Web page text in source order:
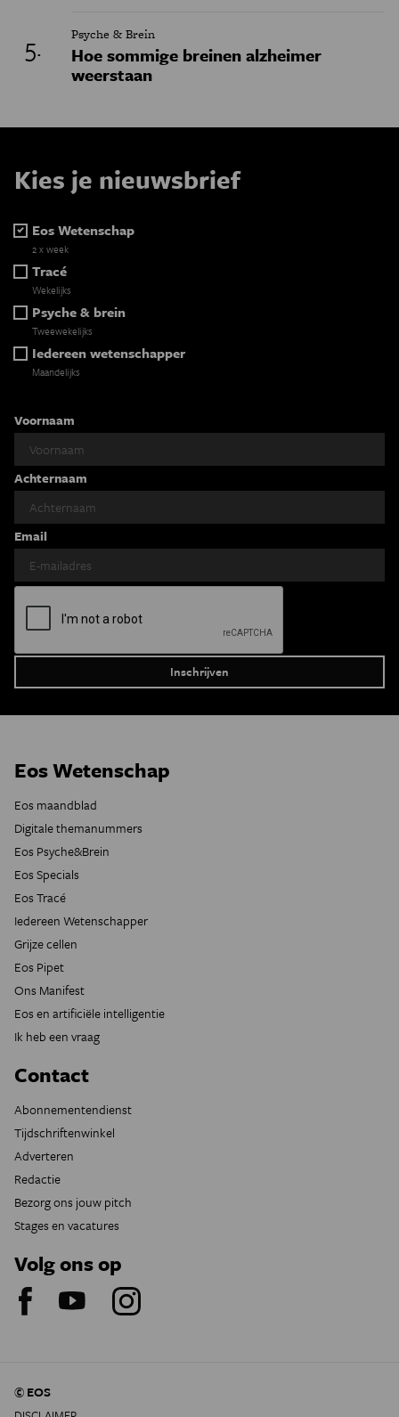
Psyche & Brein
Hoe sommige breinen alzheimer
weerstaan
Kies je nieuwsbrief
Eos Wetenschap
2 x week
Tracé
Wekelijks
Psyche & brein
Tweewekelijks
Iedereen wetenschapper
Maandelijks
Voornaam
Achternaam
Email
Eos Wetenschap
Eos maandblad
Digitale themanummers
Eos Psyche&Brein
Eos Specials
Eos Tracé
Iedereen Wetenschapper
Grijze cellen
Eos Pipet
Ons Manifest
Eos en artificiële intelligentie
Ik heb een vraag
Contact
Abonnementendienst
Tijdschriftenwinkel
Adverteren
Redactie
Bezorg ons jouw pitch
Stages en vacatures
Volg ons op
© EOS